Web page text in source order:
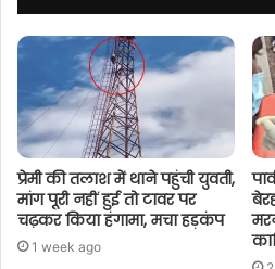
प्रेमी की तलाश में थाने पहुंची युवती,
मांग पूरी नहीं हुई तो टावर पर
चढ़कर किया हंगामा, मचा हड़कंप
1 week ago